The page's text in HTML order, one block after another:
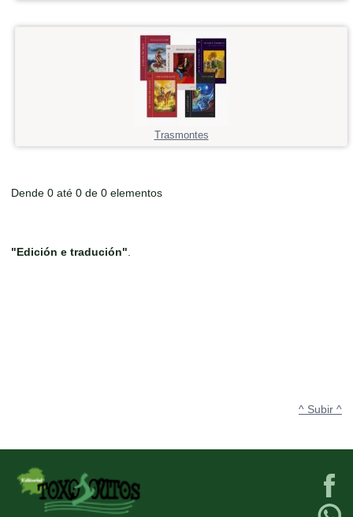
Trasmontes
Dende 0 até 0 de 0 elementos
"Edición e tradución"
^ Subir ^